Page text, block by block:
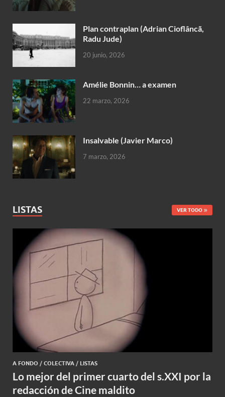
Plan contraplan (Adrian Cioflâncã,
Radu Jude)
20 junio, 2026
Amélie Bonnin… a examen
22 marzo, 2026
Insalvable (Javier Marco)
7 marzo, 2026
LISTAS VER TODO
A FONDO / COLECTIVA / LISTAS
Lo mejor del primer cuarto del s.XXI por la
redacción de Cine maldito